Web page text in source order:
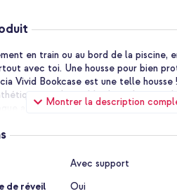
Montrer la description
en train ou au bord de la piscine,
avec toi. Une housse pour bien
Vivid Bookcase est une telle
est disponible dans plusieurs
a une fonction de veille/réveil
la housse offre également une
pendant la lecture.
Avec support
de réveil
Oui